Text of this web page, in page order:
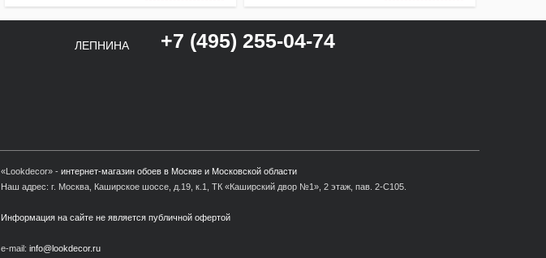
ЛЕПНИНА +7 (495) 255-04-74
«Lookdecor» - интернет-магазин обоев в Москве и Московской области
Наш адрес: г. Москва, Каширское шоссе, д.19, к.1, ТК «Каширский двор №1», 2 этаж, пав. 2-С105.
Информация на сайте не является публичной офертой
e-mail: info@lookdecor.ru